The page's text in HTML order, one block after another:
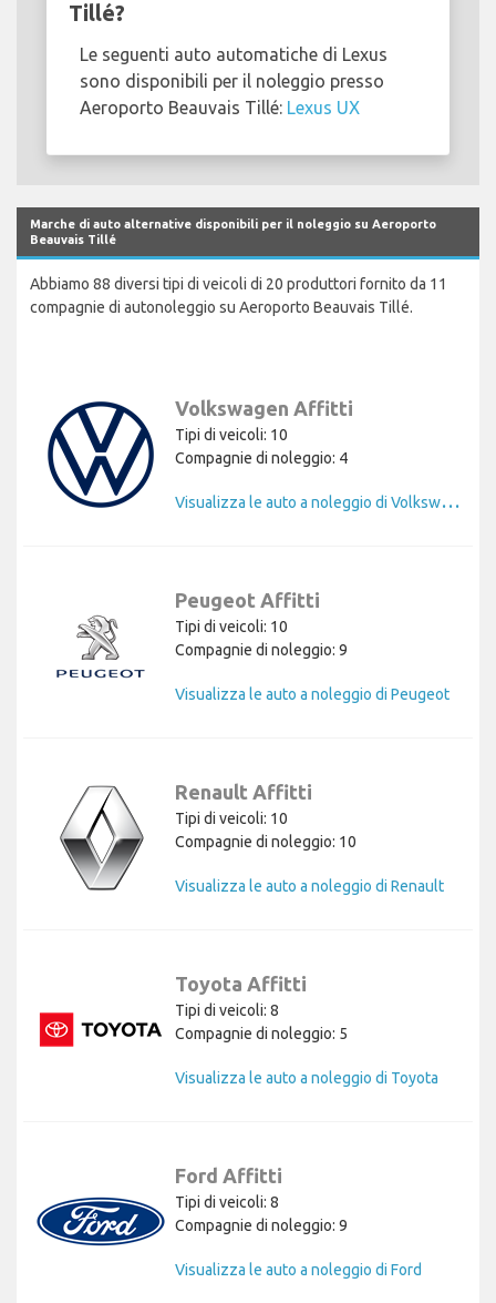
Tillé?
Le seguenti auto automatiche di Lexus
sono disponibili per il noleggio presso
Aeroporto Beauvais Tillé: Lexus UX
Marche di auto alternative disponibili per il noleggio su Aeroporto
Beauvais Tillé
Abbiamo 88 diversi tipi di veicoli di 20 produttori fornito da 11
compagnie di autonoleggio su Aeroporto Beauvais Tillé.
Volkswagen Affitti
Tipi di veicoli: 10
Compagnie di noleggio: 4
V
isualizza le auto a noleggio di Volkswagen
Peugeot Affitti
Tipi di veicoli: 10
Compagnie di noleggio: 9
Visualizza le auto a noleggio di Peugeot
Renault Affitti
Tipi di veicoli: 10
Compagnie di noleggio: 10
Visualizza le auto a noleggio di Renault
Toyota Affitti
Tipi di veicoli: 8
Compagnie di noleggio: 5
Visualizza le auto a noleggio di Toyota
Ford Affitti
Tipi di veicoli: 8
Compagnie di noleggio: 9
Visualizza le auto a noleggio di Ford